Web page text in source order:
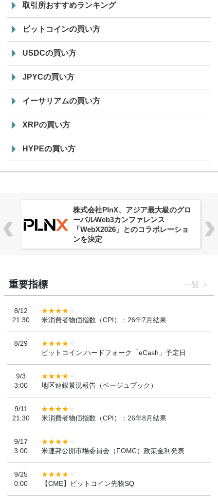
取引所おすすめランキング
ビットコインの買い方
USDCの買い方
JPYCの買い方
イーサリアムの買い方
XRPの買い方
HYPEの買い方
株式会社PlnX、アジア最大級のグロ
ーバルWeb3カンファレンス
「WebX2026」とのコラボレーショ
ンを決定
重要指標 一覧
8/12
21:30
米消費者物価指数（CPI）：26年7月結果
8/29
ビットコイン:ハードフォーク「eCash」予定日
9/3
3:00
地区連銀景況報告（ベージュブック）
9/11
21:30
米消費者物価指数（CPI）：26年8月結果
9/17
3:00
米連邦公開市場委員会（FOMC）政策金利発表
9/25
0:00
【CME】ビットコイン先物SQ